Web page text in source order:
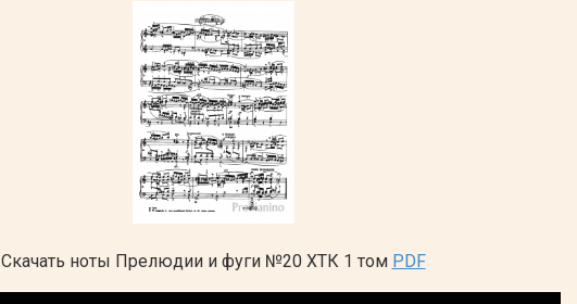
Скачать ноты Прелюдии и фуги №20 ХТК 1 том PDF